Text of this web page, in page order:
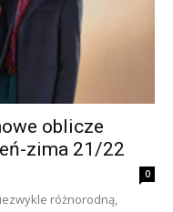
oblicze
zima 21/22
0
różnorodną,